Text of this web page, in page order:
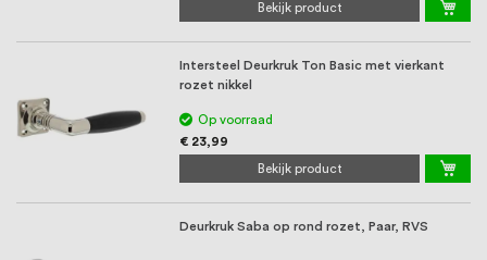
Bekijk product
Intersteel Deurkruk Ton Basic met vierkant
rozet nikkel
Op voorraad
€ 23,99
Bekijk product
Deurkruk Saba op rond rozet, Paar, RVS